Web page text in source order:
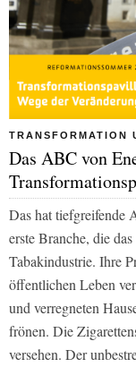
TRANSFORMATION
Das ABC von
Das hat tiefgreifende
erste Branche, die
Tabakindustrie. Ihre
öffentlichen Leben
und verregneten
frönen. Die
versehen. Der